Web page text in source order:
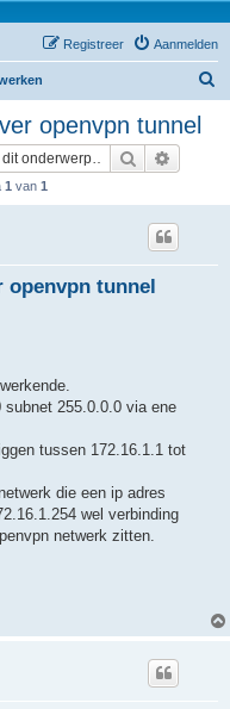
Aanmelden
Registreer
openvpn tunnel
Zoek
1 van 1
openvpn tunnel
255.0.0.0 via ene
tussen 172.16.1.1 tot
die een ip adres
wel verbinding
netwerk zitten.